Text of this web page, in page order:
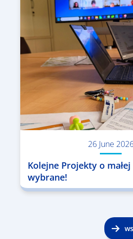
26 June
Kolejne Projekty o
wybrane!